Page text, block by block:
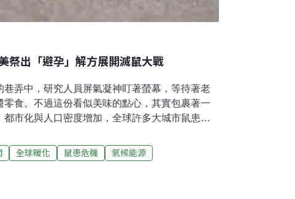
祭出「避孕」解方展開滅鼠大戰
巷弄中，研究人員屏氣凝神盯著螢幕，等待著老
零食。不過這份看似美味的點心，其實包裹著一
市化與人口密度增加，全球許多大城市鼠患加
中一招。全球至少11城市鼠患與暖化有關老鼠
通傳染病病原體與寄生蟲，漢他病毒是其中之
案零星，但今年1月出現25年來首例漢他病毒死
全球暖化 鼠患危機
氣候能源